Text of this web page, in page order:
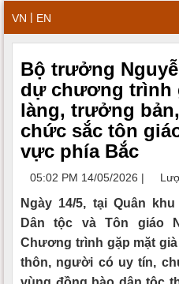
VN | EN
Bộ trưởng
dự chương trình
làng, trưởng
chức sắc tôn
vực phía Bắc
05:02 PM 14/05/2026 |
Ngày 14/5, tại Quân
Dân tộc và Tôn giáo
Chương trình gặp mặt
thôn, người có uy tín,